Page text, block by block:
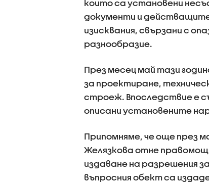
които са установени
документи и действащите
изисквания, свързани с
разнообразие.
През месец май тази
за проектиране,
строеж. Впоследствие е
описани установените
Припомняме, че още през
Желязкова отне
издаване на разрешения
въпросния обект са